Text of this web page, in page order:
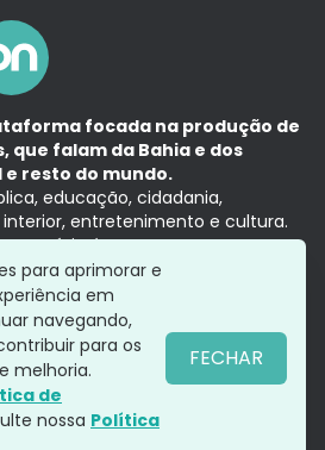
focada na produção de
que falam da Bahia e dos
e resto do mundo.
educação, cidadania,
entretenimento e cultura.
a notícia é no tempo presente,
Grupo Aratu.
privacidade
para aprimorar e
em
navegando,
para os
melhoria.
de
nossa Política
FECHAR